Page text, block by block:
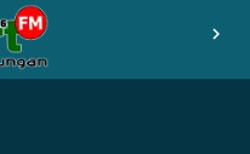
chevron_right